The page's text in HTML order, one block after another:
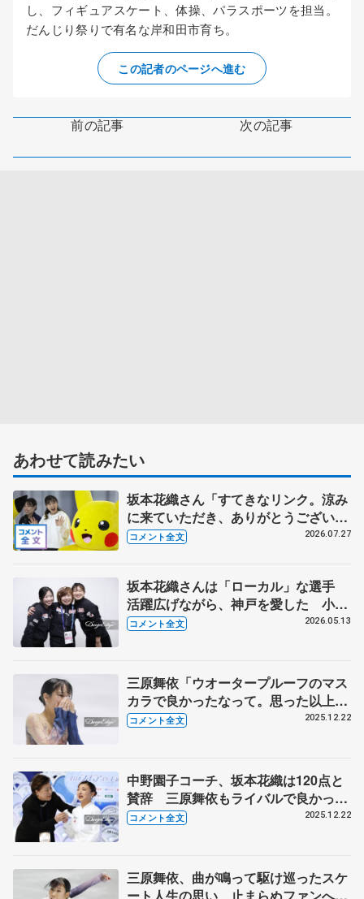
し、フィギュアスケート、体操、パラスポーツを担当。
だんじり祭りで有名な岸和田市育ち。
この記者のページへ進む
前の記事 次の記事
あわせて読みたい
坂本花織さん「すてきなリンク。涼み
に来ていただき、ありがとうございま
す」 シスメックスのリンク開場１周
コメント全文 2026.07.27
坂本花織さんは「ローカル」な選手
活躍広げながら、神戸を愛した 小林
芳子日本スケート連盟強化副部長
コメント全文 2026.05.13
三原舞依「ウオータープルーフのマス
カラで良かったなって。思った以上に
涙があふれて、本当に前が見えなくな
コメント全文 2025.12.22
中野園子コーチ、坂本花織は120点と
賛辞 三原舞依もライバルで良かっ
た 【全日本フィギュア女子フリー】
コメント全文 2025.12.22
三原舞依、曲が鳴って駆け巡ったスケ
ート人生の思い 止まらぬファンへの